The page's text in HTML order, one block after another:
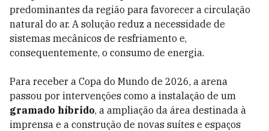
predominantes da região para favorecer a circulação
natural do ar. A solução reduz a necessidade de
sistemas mecânicos de resfriamento e,
consequentemente, o consumo de energia.
Para receber a Copa do Mundo de 2026, a arena
passou por intervenções como a instalação de um
gramado híbrido, a ampliação da área destinada à
imprensa e a construção de novas suítes e espaços